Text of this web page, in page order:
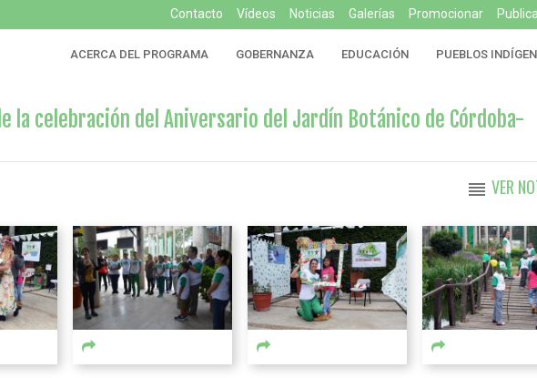
Contacto Vídeos Noticias Galerías Promocionar
ACERCA DEL PROGRAMA GOBERNANZA EDUCACIÓN PUEBLOS
la celebración del Aniversario del Jardín Botánico de Córdoba-
reorder VER